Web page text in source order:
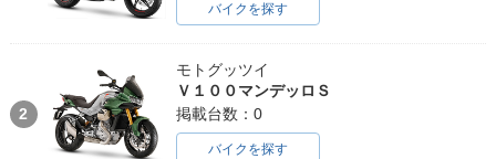
バイクを探す
2
モトグッツイ
Ｖ１００マンデッロＳ
掲載台数：0
バイクを探す